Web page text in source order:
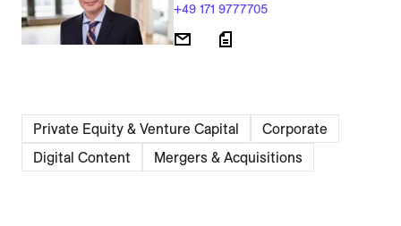
+49 171 9777705
Private Equity & Venture Capital
Corporate
Digital Content
Mergers & Acquisitions